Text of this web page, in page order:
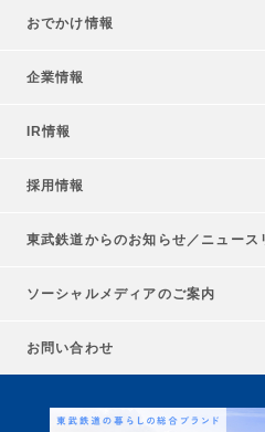
おでかけ情報
企業情報
IR情報
採用情報
東武鉄道からのお知らせ／ ニュース
ソーシャルメディアのご案内
お問い合わせ